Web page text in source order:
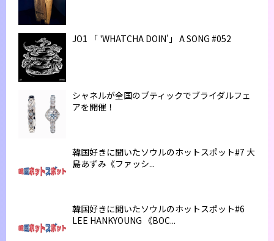
JO1 「 'WHATCHA DOIN'」 A SONG #052
シャネルが全国のブティックでブライダルフェ
アを開催！
韓国好きに聞いたソウルのホットスポット#7 大
島あずみ《ファッシ...
韓国好きに聞いたソウルのホットスポット#6
LEE HANKYOUNG 《BOC...